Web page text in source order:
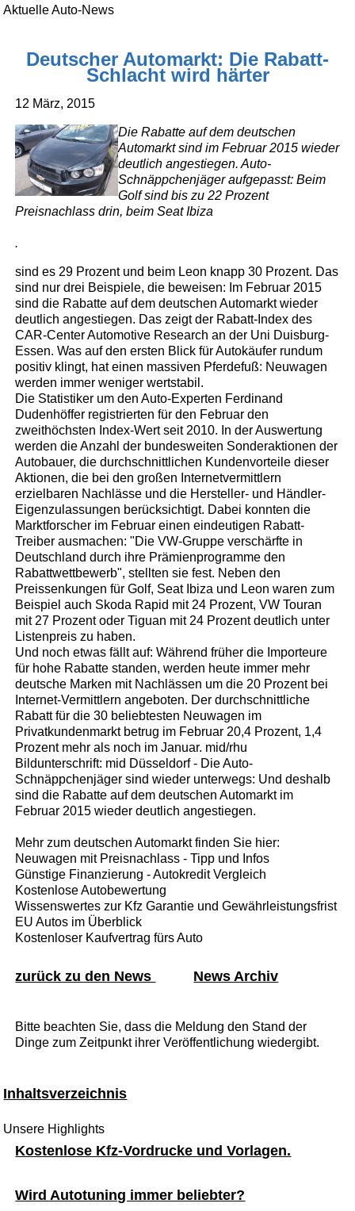
Aktuelle Auto-News
Deutscher Automarkt: Die Rabatt-
Schlacht wird härter
12 März, 2015
Die Rabatte auf dem deutschen
Automarkt sind im Februar 2015 wieder
deutlich angestiegen. Auto-
Schnäppchenjäger aufgepasst: Beim
Golf sind bis zu 22 Prozent
Preisnachlass drin, beim Seat Ibiza
.
sind es 29 Prozent und beim Leon knapp 30 Prozent. Das
sind nur drei Beispiele, die beweisen: Im Februar 2015
sind die Rabatte auf dem deutschen Automarkt wieder
deutlich angestiegen. Das zeigt der Rabatt-Index des
CAR-Center Automotive Research an der Uni Duisburg-
Essen. Was auf den ersten Blick für Autokäufer rundum
positiv klingt, hat einen massiven Pferdefuß: Neuwagen
werden immer weniger wertstabil.
Die Statistiker um den Auto-Experten Ferdinand
Dudenhöffer registrierten für den Februar den
zweithöchsten Index-Wert seit 2010. In der Auswertung
werden die Anzahl der bundesweiten Sonderaktionen der
Autobauer, die durchschnittlichen Kundenvorteile dieser
Aktionen, die bei den großen Internetvermittlern
erzielbaren Nachlässe und die Hersteller- und Händler-
Eigenzulassungen berücksichtigt. Dabei konnten die
Marktforscher im Februar einen eindeutigen Rabatt-
Treiber ausmachen: "Die VW-Gruppe verschärfte in
Deutschland durch ihre Prämienprogramme den
Rabattwettbewerb", stellten sie fest. Neben den
Preissenkungen für Golf, Seat Ibiza und Leon waren zum
Beispiel auch Skoda Rapid mit 24 Prozent, VW Touran
mit 27 Prozent oder Tiguan mit 24 Prozent deutlich unter
Listenpreis zu haben.
Und noch etwas fällt auf: Während früher die Importeure
für hohe Rabatte standen, werden heute immer mehr
deutsche Marken mit Nachlässen um die 20 Prozent bei
Internet-Vermittlern angeboten. Der durchschnittliche
Rabatt für die 30 beliebtesten Neuwagen im
Privatkundenmarkt betrug im Februar 20,4 Prozent, 1,4
Prozent mehr als noch im Januar. mid/rhu
Bildunterschrift: mid Düsseldorf - Die Auto-
Schnäppchenjäger sind wieder unterwegs: Und deshalb
sind die Rabatte auf dem deutschen Automarkt im
Februar 2015 wieder deutlich angestiegen.
Mehr zum deutschen Automarkt finden Sie hier:
Neuwagen mit Preisnachlass - Tipp und Infos
Günstige Finanzierung - Autokredit Vergleich
Kostenlose Autobewertung
Wissenswertes zur Kfz Garantie und Gewährleistungsfrist
EU Autos im Überblick
Kostenloser Kaufvertrag fürs Auto
zurück zu den News News Archiv
Bitte beachten Sie, dass die Meldung den Stand der
Dinge zum Zeitpunkt ihrer Veröffentlichung wiedergibt.
Inhaltsverzeichnis
Unsere Highlights
Kostenlose Kfz-Vordrucke und Vorlagen.
Wird Autotuning immer beliebter?